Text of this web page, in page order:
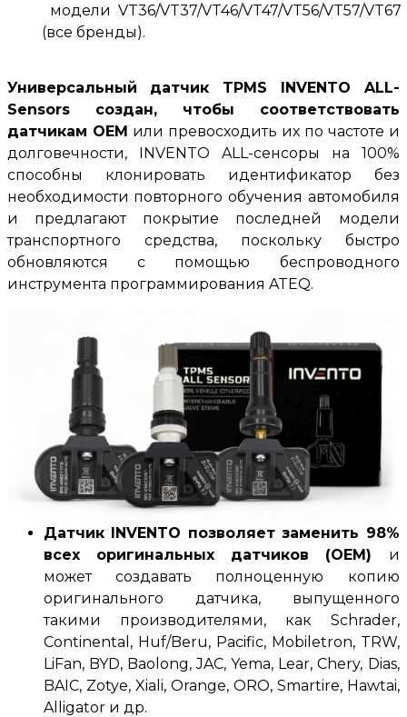
модели VT36/VT37/VT46/VT47/VT56/VT57/VT67
(все бренды).
Универсальный датчик TPMS
INVENTO ALL-
Sensors
создан, чтобы соответствовать
датчикам OEM или превосходить их по частоте и
долговечности, INVENTO ALL-сенсоры на 100%
способны клонировать идентификатор без
необходимости повторного обучения автомобиля
и предлагают покрытие последней модели
транспортного средства, поскольку быстро
обновляются с помощью беспроводного
инструмента программирования ATEQ.
Датчик INVENTO позволяет заменить 98%
всех оригинальных датчиков (OEM) и
может создавать полноценную копию
оригинального датчика, выпущенного
такими производителями, как Schrader,
Continental, Huf/Beru, Pacific, Mobiletron, TRW,
LiFan, BYD, Baolong, JAC, Yema, Lear, Chery, Dias,
BAIC, Zotye, Xiali, Orange, ORO, Smartire, Hawtai,
Alligator и др.